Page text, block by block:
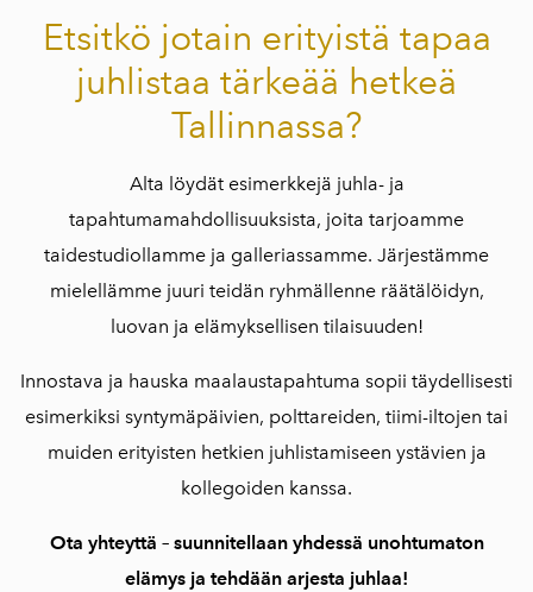
Etsitkö jotain erityistä tapaa
juhlistaa tärkeää hetkeä
Tallinnassa?
Alta löydät esimerkkejä juhla- ja
tapahtumamahdollisuuksista, joita tarjoamme
taidestudiollamme ja galleriassamme. Järjestämme
mielellämme juuri teidän ryhmällenne räätälöidyn,
luovan ja elämyksellisen tilaisuuden!
Innostava ja hauska maalaustapahtuma sopii täydellisesti
esimerkiksi syntymäpäivien, polttareiden, tiimi-iltojen tai
muiden erityisten hetkien juhlistamiseen ystävien ja
kollegoiden kanssa.
Ota yhteyttä – suunnitellaan yhdessä unohtumaton
elämys ja tehdään arjesta juhlaa!